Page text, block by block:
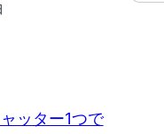
ッター1つで